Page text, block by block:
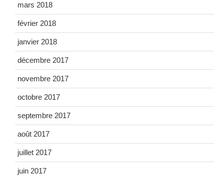
mars 2018
février 2018
janvier 2018
décembre 2017
novembre 2017
octobre 2017
septembre 2017
août 2017
juillet 2017
juin 2017